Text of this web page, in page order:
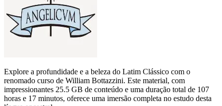
Explore a profundidade e a beleza do Latim Clássico com o
renomado curso de William Bottazzini. Este material, com
impressionantes 25.5 GB de conteúdo e uma duração total de 107
horas e 17 minutos, oferece uma imersão completa no estudo desta